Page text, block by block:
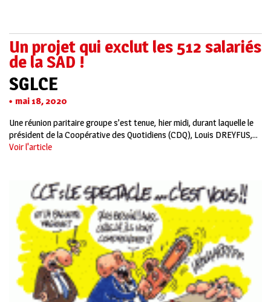
Un projet qui exclut les 512 salariés
de la SAD !
SGLCE
mai 18, 2020
Une réunion paritaire groupe s’est tenue, hier midi, durant laquelle le
président de la Coopérative des Quotidiens (CDQ), Louis DREYFUS,...
Voir l'article